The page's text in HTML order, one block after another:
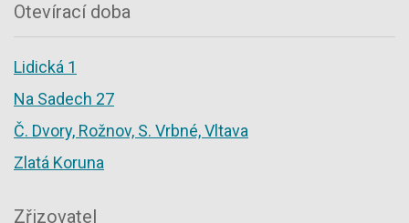
Otevírací doba
Lidická 1
Na Sadech 27
Č. Dvory, Rožnov, S. Vrbné, Vltava
Zlatá Koruna
Zřizovatel